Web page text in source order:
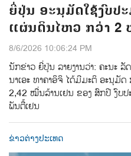
ຍີ່ປຸ່ນ ອະນຸມັດໃຊ້ງົບປ
ແຜ່ນດິນໄຫວ ກວ່າ 2
8/6/2026 10:06:24 PM
ນັກຂ່າວ ຍີ່ປຸ່ນ ລາຍງານວ່າ: ຄະນະ
ນາເອະ ທາຄາອິຈິ ໄດ້ມີມະຕິ ອະນຸມັດ
2,42 ໝື່ນລ້ານເຢນ ຂອງ ສົກປີ ງົບປ
ພັນຕື້ເຢນ
ຂ່າວຕ່າງປະເທດ